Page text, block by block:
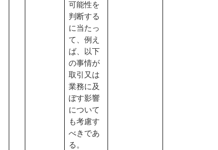
可能性を
判断する
に当たっ
て、例え
ば、以下
の事情が
取引又は
業務に及
ぼす影響
について
も考慮す
べきであ
る。